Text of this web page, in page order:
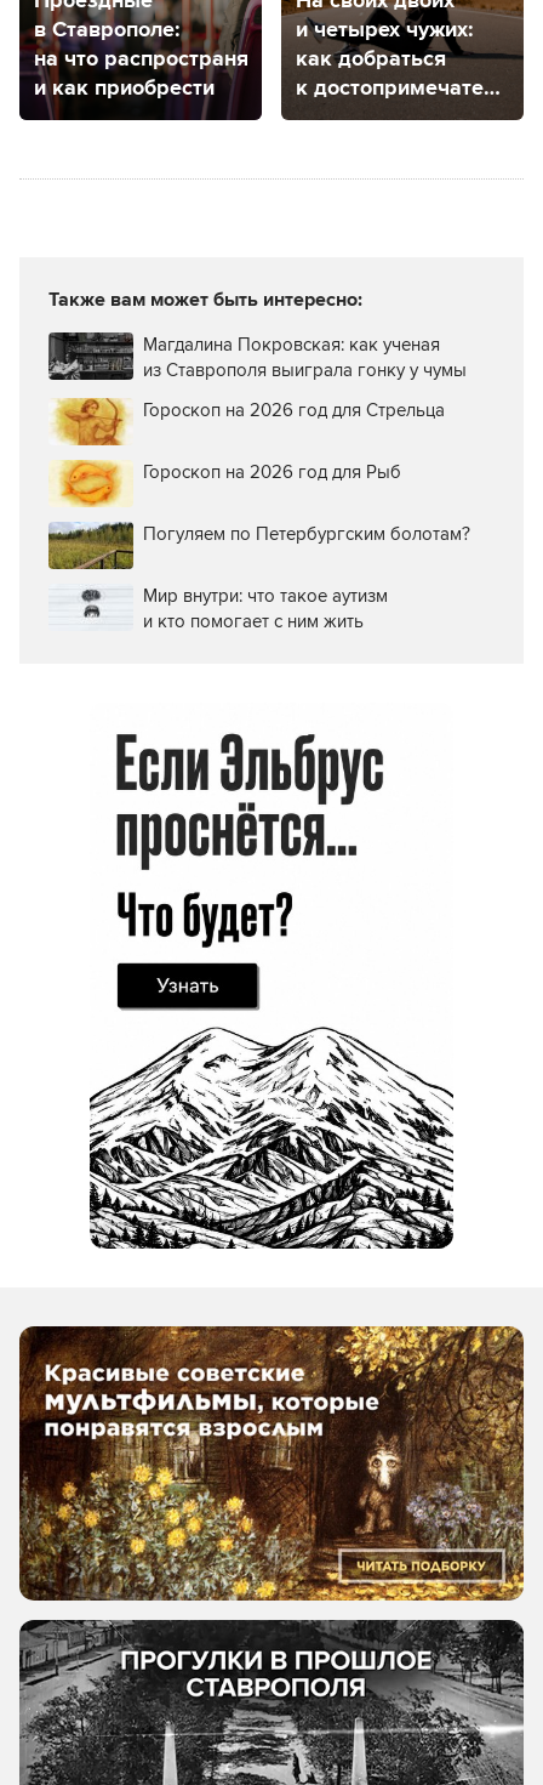
в Ставрополе:
на что распространяется
и как приобрести
и четырех чужих:
как добраться
к
КМВ
Также вам может быть интересно:
Магдалина Покровская: как ученая
из Ставрополя выиграла гонку у чумы
Гороскоп на 2026 год для Стрельца
Гороскоп на 2026 год для Рыб
Погуляем по Петербургским болотам?
Мир внутри: что такое аутизм
и кто помогает с ним жить